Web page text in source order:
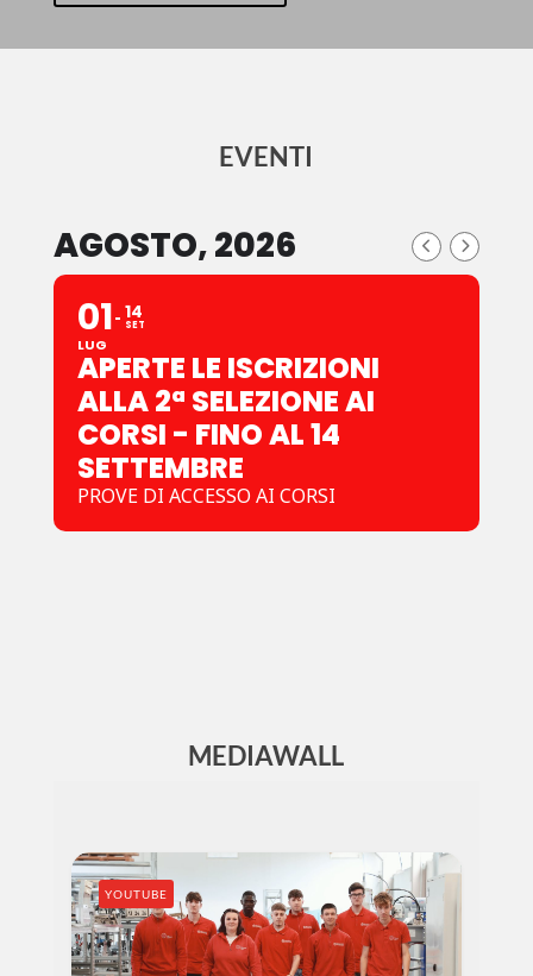
EVENTI
AGOSTO, 2026
01
LUG
14
APERTE LE ISCRIZIONI
ALLA 2ª SELEZIONE AI
CORSI - FINO AL 14
MEDIAWALL